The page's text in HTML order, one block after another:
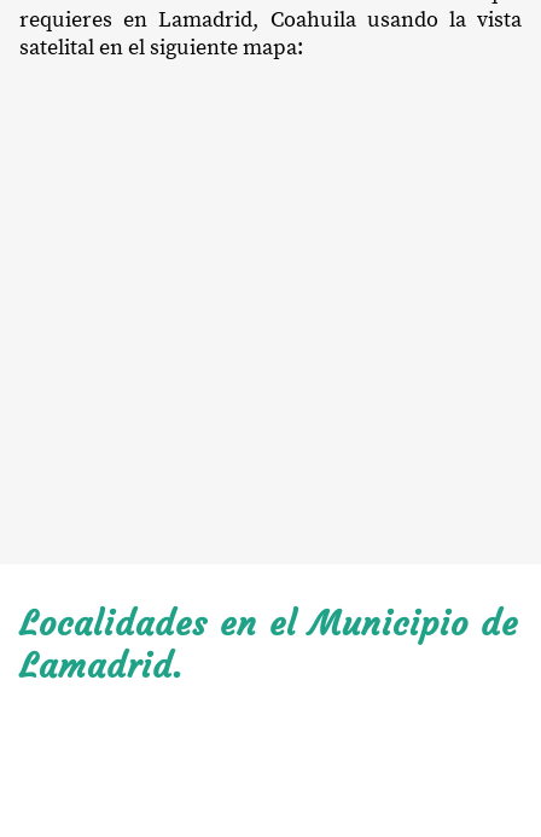
requieres en Lamadrid, Coahuila usando la vista
satelital en el siguiente mapa:
Localidades en el Municipio de
Lamadrid.